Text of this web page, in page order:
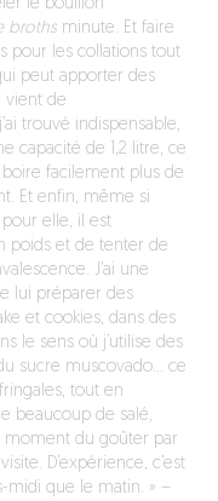
le bouillon
brothsminute. Et faire
pour les collations tout
peut apporter des
vient de
trouvé indispensable,
capacité de 1,2 litre, ce
boire facilement plus de
Et enfin, même si
elle, il est
poids et de tenter de
J’ai une
lui préparer des
et cookies, dans des
le sens où j’utilise des
sucre muscovado… ce
tout en
beaucoup de salé,
moment du goûter par
D’expérience, c’est
midi que le matin. » –